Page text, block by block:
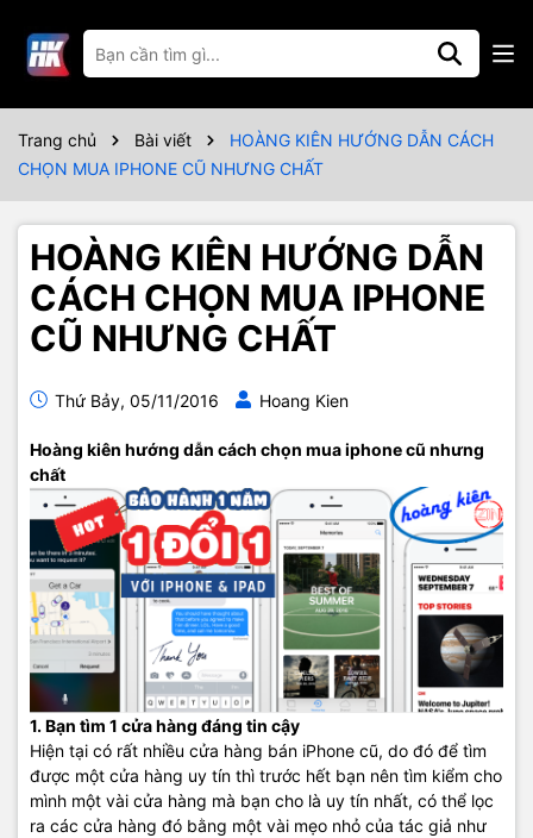
Trang chủ Bài viết
HOÀNG KIÊN HƯỚNG DẪN CÁCH
CHỌN MUA IPHONE CŨ NHƯNG CHẤT
HOÀNG KIÊN HƯỚNG DẪN
CÁCH CHỌN MUA IPHONE
CŨ NHƯNG CHẤT
Thứ Bảy, 05/11/2016 Hoang Kien
Hoàng kiên hướng dẫn cách chọn mua iphone cũ nhưng
chất
1. Bạn tìm 1 cửa hàng đáng tin cậy
Hiện tại có rất nhiều cửa hàng bán iPhone cũ, do đó để tìm
được một cửa hàng uy tín thì trước hết bạn nên tìm kiểm cho
mình một vài cửa hàng mà bạn cho là uy tín nhất, có thể lọc
ra các cửa hàng đó bằng một vài mẹo nhỏ của tác giả như